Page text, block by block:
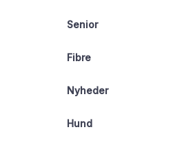
Senior
Fibre
Nyheder
Hund